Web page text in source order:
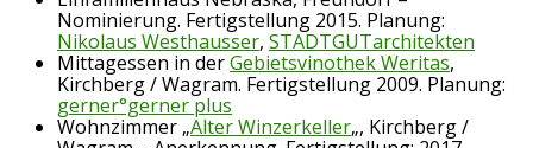
Nominierung. Fertigstellung 2015. Planung:
Nikolaus Westhausser, STADTGUTarchitekten
Mittagessen in derGebietsvinothek Weritas,
Kirchberg / Wagram. Fertigstellung 2009. Planung:
gerner°gerner plus
Wohnzimmer „Alter Winzerkeller„, Kirchberg /